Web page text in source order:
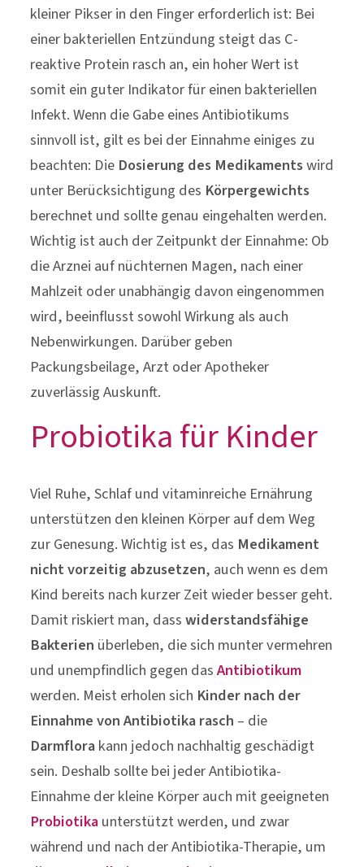
kleiner Pikser in den Finger erforderlich ist: Bei
einer bakteriellen Entzündung steigt das C-
reaktive Protein rasch an, ein hoher Wert ist
somit ein guter Indikator für einen bakteriellen
Infekt. Wenn die Gabe eines Antibiotikums
sinnvoll ist, gilt es bei der Einnahme einiges zu
beachten: Die Dosierung des Medikamentswird
unter Berücksichtigung des Körpergewichts
berechnet und sollte genau eingehalten werden.
Wichtig ist auch der Zeitpunkt der Einnahme: Ob
die Arznei auf nüchternen Magen, nach einer
Mahlzeit oder unabhängig davon eingenommen
wird, beeinflusst sowohl Wirkung als auch
Nebenwirkungen. Darüber geben
Packungsbeilage, Arzt oder Apotheker
zuverlässig Auskunft.
Probiotika für Kinder
Viel Ruhe, Schlaf und vitaminreiche Ernährung
unterstützen den kleinen Körper auf dem Weg
zur Genesung. Wichtig ist es, das Medikament
nicht vorzeitig abzusetzen, auch wenn es dem
Kind bereits nach kurzer Zeit wieder besser geht.
Damit riskiert man, dasswiderstandsfähige
Bakterien überleben, die sich munter vermehren
und unempfindlich gegen dasAntibiotikum
werden. Meist erholen sich Kinder nach der
Einnahme von Antibiotika rasch – die
Darmflorakann jedoch nachhaltig geschädigt
sein. Deshalb sollte bei jeder Antibiotika-
Einnahme der kleine Körper auch mit geeigneten
Probiotikaunterstützt werden, und zwar
während und nach der Antibiotika-Therapie, um